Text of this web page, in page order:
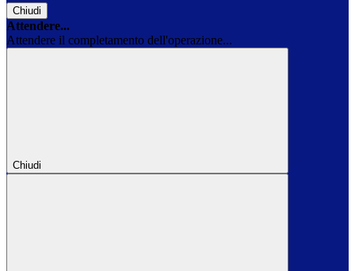
Chiudi
Attendere...
Attendere il completamento dell'operazione...
Chiudi